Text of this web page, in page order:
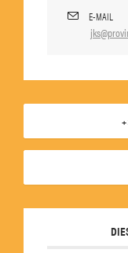
E-MAIL
+